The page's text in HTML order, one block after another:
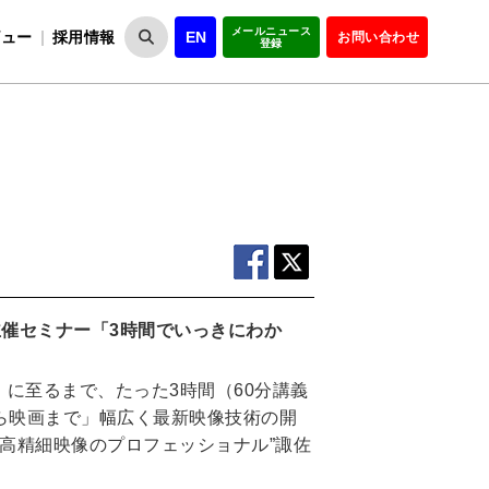
ー 採用情報 EN
メールニュース
登録
お問い合わせ
セミナー「3時間でいっきにわか
至るまで、たった3時間（60分講義
画まで」幅広く最新映像技術の開
精細映像のプロフェッショナル”諏佐